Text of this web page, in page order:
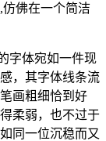
佛在一个简洁
字体宛如一件现
，其字体线条流
画粗细恰到好
柔弱，也不过于
同一位沉稳而又